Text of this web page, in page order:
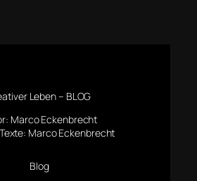
Leben – BLOG
Marco Eckenbrecht
Marco Eckenbrecht
Blog